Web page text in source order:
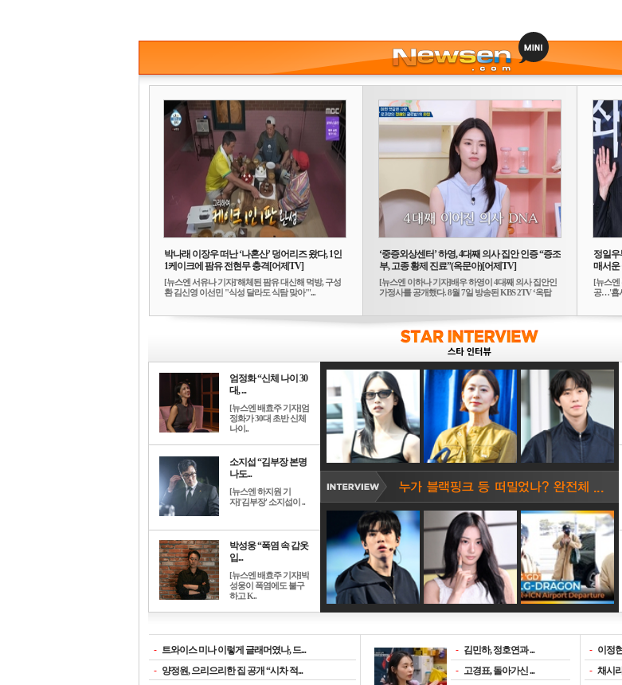
박나래 이장우 떠난 ‘나혼산’ 덩어리즈 왔다, 1인
1케이크에 팜유 전현무 충격[어제TV]
[뉴스엔 서유나 기자]'해체된 팜유 대신해 먹방, 구성
환 김신영 이선민 "식성 달라도 식탐 맞아"'...
‘중증외상센터’ 하영, 4대째 의사 집안 인증 “증조
부, 고종 황제 진료”(옥문아)[어제TV]
[뉴스엔 이하나 기자]배우 하영이 4대째 의사 집안인
가정사를 공개했다. 8월 7일 방송된 KBS 2TV ‘옥탑
정일우
매서운
[뉴스엔
공…'횹
엄정화 “신체 나이 30
대, ...
[뉴스엔 배효주 기자]엄
정화가 30대 초반 신체
나이..
소지섭 “김부장 본명
나도...
[뉴스엔 하지원 기
자]'김부장' 소지섭이 ..
박성웅 “폭염 속 갑옷
입...
[뉴스엔 배효주 기자]박
성웅이 폭염에도 불구
하고 K..
- 트와이스 미나 이렇게 글래머였나, 드...
- 양정원, 으리으리한 집 공개 “시차 적...
- 김민하, 정호연과 ...
- 고경표, 돌아가신 ...
- 이정
- 채시